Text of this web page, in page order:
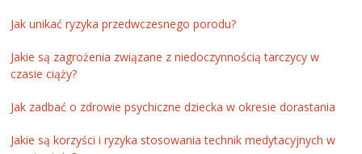
Jak unikać ryzyka przedwczesnego porodu?
Jakie są zagrożenia związane z niedoczynnością tarczycy w
czasie ciąży?
Jak zadbać o zdrowie psychiczne dziecka w okresie dorastania
Jakie są korzyści i ryzyka stosowania technik medytacyjnych w